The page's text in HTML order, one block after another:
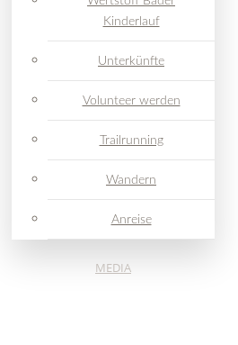
Kinderlauf
Unterkünfte
Volunteer werden
Trailrunning
Wandern
Anreise
MEDIA